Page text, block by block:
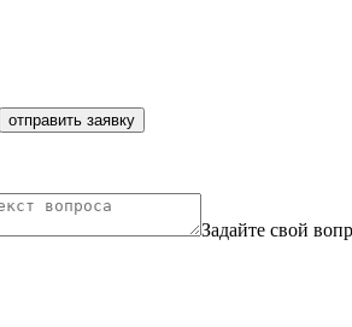
отправить заявку
Задайте свой